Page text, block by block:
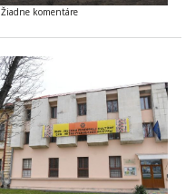
Žiadne komentáre